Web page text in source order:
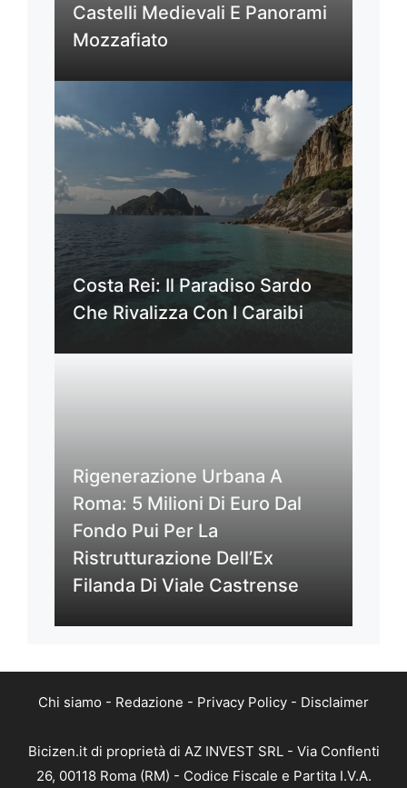
Castelli Medievali E Panorami
Mozzafiato
Costa Rei: Il Paradiso Sardo
Che Rivalizza Con I Caraibi
Rigenerazione Urbana A
Roma: 5 Milioni Di Euro Dal
Fondo Pui Per La
Ristrutturazione Dell’Ex
Filanda Di Viale Castrense
Chi siamo - Redazione - Privacy Policy - Disclaimer
Bicizen.it di proprietà di AZ INVEST SRL - Via Conflenti
26, 00118 Roma (RM) - Codice Fiscale e Partita I.V.A.